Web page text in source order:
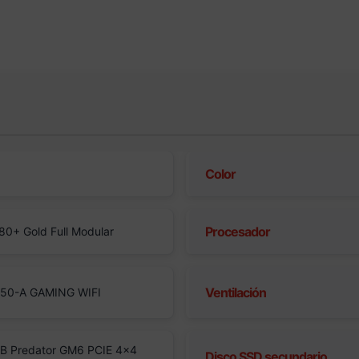
Color
Gold Full Modular Procesador
A GAMING WIFI Ventilación
Predator GM6 PCIE 4×4